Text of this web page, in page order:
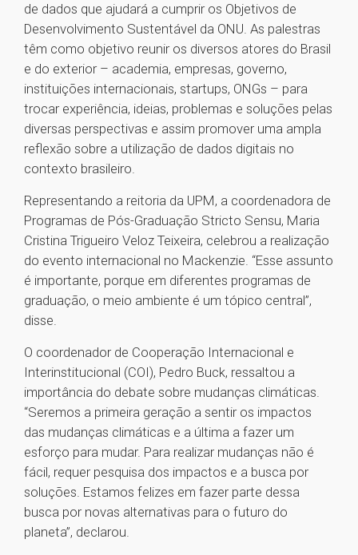
de dados que ajudará a cumprir os Objetivos de
Desenvolvimento Sustentável da ONU. As palestras
têm como objetivo reunir os diversos atores do Brasil
e do exterior – academia, empresas, governo,
instituições internacionais, startups, ONGs – para
trocar experiência, ideias, problemas e soluções pelas
diversas perspectivas e assim promover uma ampla
reflexão sobre a utilização de dados digitais no
contexto brasileiro.
Representando a reitoria da UPM, a coordenadora de
Programas de Pós-Graduação Stricto Sensu, Maria
Cristina Trigueiro Veloz Teixeira, celebrou a realização
do evento internacional no Mackenzie. “Esse assunto
é importante, porque em diferentes programas de
graduação, o meio ambiente é um tópico central”,
disse.
O coordenador de Cooperação Internacional e
Interinstitucional (COI), Pedro Buck, ressaltou a
importância do debate sobre mudanças climáticas.
“Seremos a primeira geração a sentir os impactos
das mudanças climáticas e a última a fazer um
esforço para mudar. Para realizar mudanças não é
fácil, requer pesquisa dos impactos e a busca por
soluções. Estamos felizes em fazer parte dessa
busca por novas alternativas para o futuro do
planeta”, declarou.